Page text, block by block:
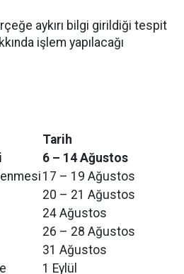
aykırı bilgi girildiği tespit
işlem yapılacağı
Tarih
6 – 14 Ağustos
17 – 19 Ağustos
20 – 21 Ağustos
24 Ağustos
26 – 28 Ağustos
31 Ağustos
1 Eylül